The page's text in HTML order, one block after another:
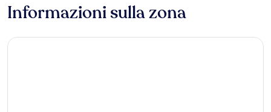
Informazioni sulla zona